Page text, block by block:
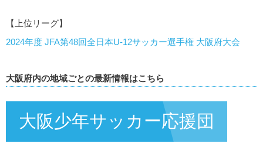
【上位リーグ】
2024年度 JFA第48回全日本U-12サッカー選手権 大阪府大会
大阪府内の地域ごとの最新情報はこちら
大阪少年サッカー応援団